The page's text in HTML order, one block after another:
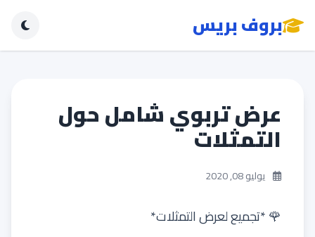
بروف بريس
عرض تربوي شامل حول
التمثلات
يوليو 08, 2020
🌹 *تجميع لعرض التمثلات*